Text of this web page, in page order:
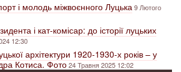
і молодь міжвоєнного Луцька 9 Лютого
і кат-комісар: до історії луцьких
12:30
архітектури 1920-1930-х років – у
Котиса. Фото24 Травня 2025 12:02